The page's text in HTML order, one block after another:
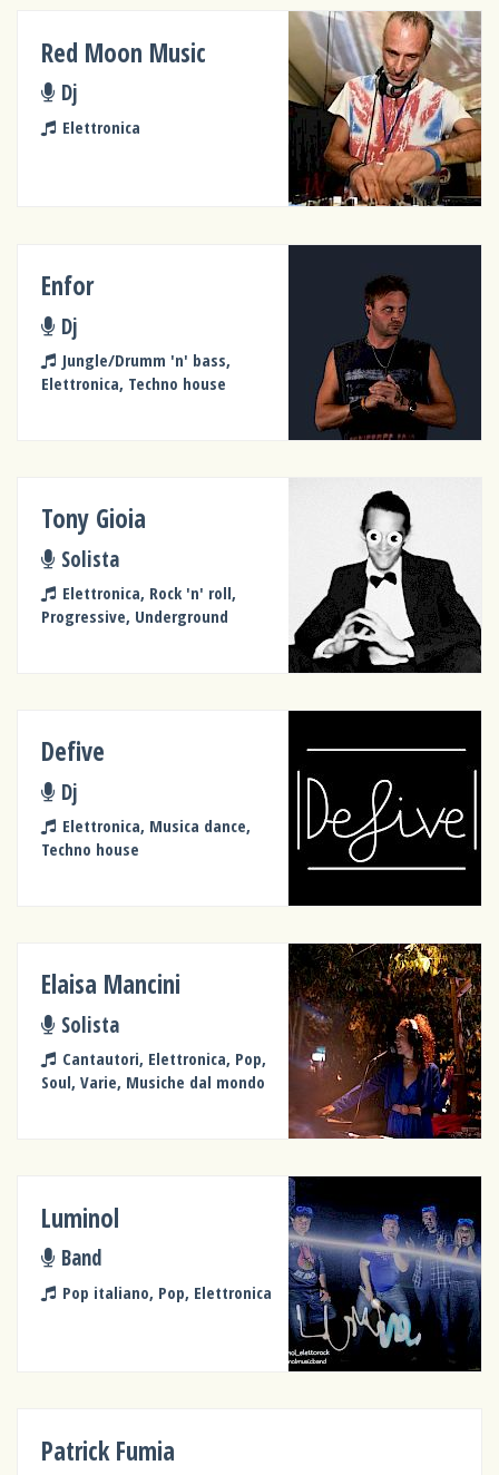
Red Moon Music
Dj
Elettronica
Enfor
Dj
Jungle/Drumm 'n' bass,
Elettronica, Techno house
Tony Gioia
Solista
Elettronica, Rock 'n' roll,
Progressive, Underground
Defive
Dj
Elettronica, Musica dance,
Techno house
Elaisa Mancini
Solista
Cantautori, Elettronica, Pop,
Soul, Varie, Musiche dal mondo
Luminol
Band
Pop italiano, Pop, Elettronica
Patrick Fumia